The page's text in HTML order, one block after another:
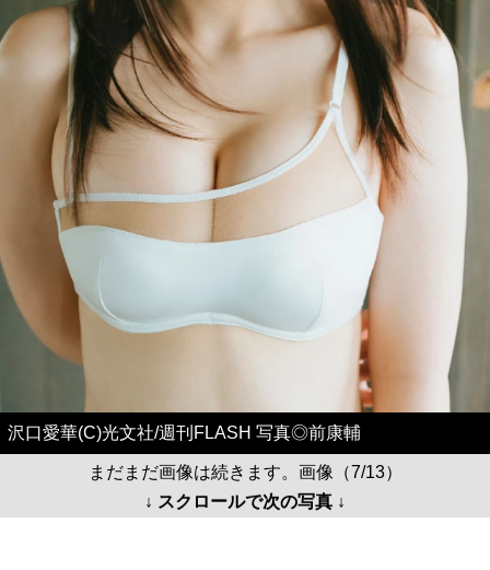
沢口愛華(C)光文社/週刊FLASH 写真◎前康輔
まだまだ画像は続きます。画像（7/13）
↓ スクロールで次の写真 ↓